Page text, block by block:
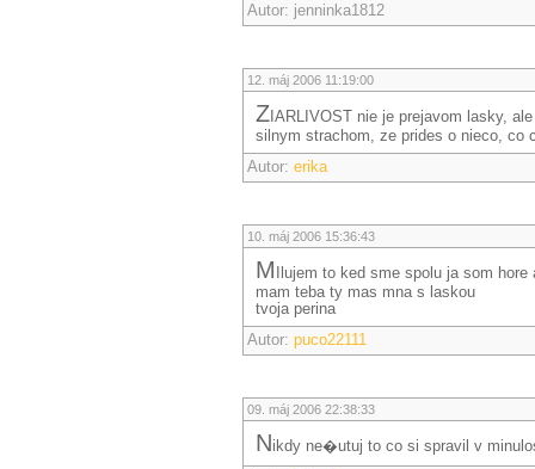
Autor: jenninka1812
12. máj 2006 11:19:00
ZIARLIVOST nie je prejavom lasky,
silnym strachom, ze prides o nieco, co
Autor: erika
10. máj 2006 15:36:43
M Ilujem to ked sme spolu ja som
mam teba ty mas mna s laskou
tvoja perina
Autor: puco22111
09. máj 2006 22:38:33
Nikdy ne�utuj to co si spravil v